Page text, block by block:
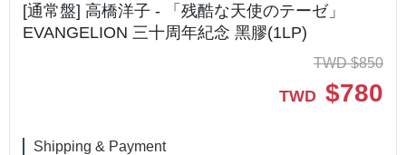
[通常盤] 高橋洋子 - 「残酷な天使のテーゼ」
EVANGELION 三十周年紀念 黑膠(1LP)
TWD $850
TWD $780
Shipping & Payment